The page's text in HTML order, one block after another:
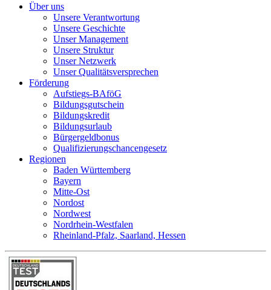
Über uns
Unsere Verantwortung
Unsere Geschichte
Unser Management
Unsere Struktur
Unser Netzwerk
Unser Qualitätsversprechen
Förderung
Aufstiegs-BAföG
Bildungsgutschein
Bildungskredit
Bildungsurlaub
Bürgergeldbonus
Qualifizierungschancengesetz
Regionen
Baden Württemberg
Bayern
Mitte-Ost
Nordost
Nordwest
Nordrhein-Westfalen
Rheinland-Pfalz, Saarland, Hessen